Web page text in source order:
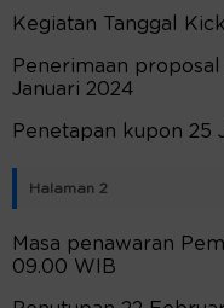
Kegiatan Tanggal
Penerimaan
Januari 2024
Penetapan kupon 25
Halaman 2
Masa penawaran
09.00 WIB